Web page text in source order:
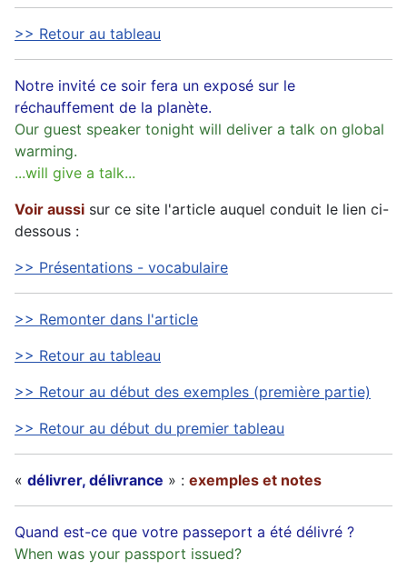
>> Retour au tableau
Notre invité ce soir fera un exposé sur le
réchauffement de la planète.
Our guest speaker tonight will deliver a talk on global
warming.
...will give a talk...
Voir aussi sur ce site l'article auquel conduit le lien ci-
dessous :
>> Présentations - vocabulaire
>> Remonter dans l'article
>> Retour au tableau
>> Retour au début des exemples (première partie)
>> Retour au début du premier tableau
« délivrer, délivrance » : exemples et notes
Quand est-ce que votre passeport a été délivré ?
When was your passport issued?